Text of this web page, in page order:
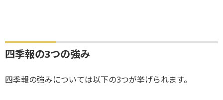
四季報の3つの強み
四季報の強みについては以下の3つが挙げられます。